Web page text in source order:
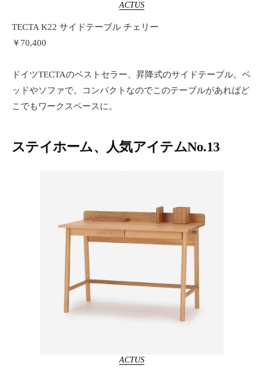
ACTUS
TECTA K22 サイドテーブル チェリー
￥70,400
ドイツTECTAのベストセラー、昇降式のサイドテーブル。ベ
ッドやソファで。コンパクトなのでこのテーブルがあればど
こでもワークスペースに。
ステイホーム、人気アイテムNo.13
ACTUS